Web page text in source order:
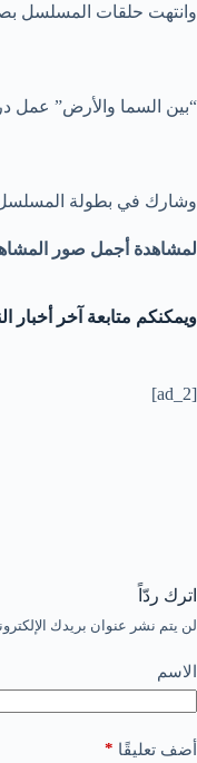
وانتهت حلقات المسلسل
“بين السما والأرض” عمل درامي، ينتمي لنوعية المسلسلات الـ 15 حلقة،
وشارك في بطولة المسلسل
لمشاهدة أجمل صور
ويمكنكم متابعة آخر أخبار
[ad_2]
اترك ردّاً
لن يتم نشر عنوان بريدك
الاسم
أضف تعليقًا *